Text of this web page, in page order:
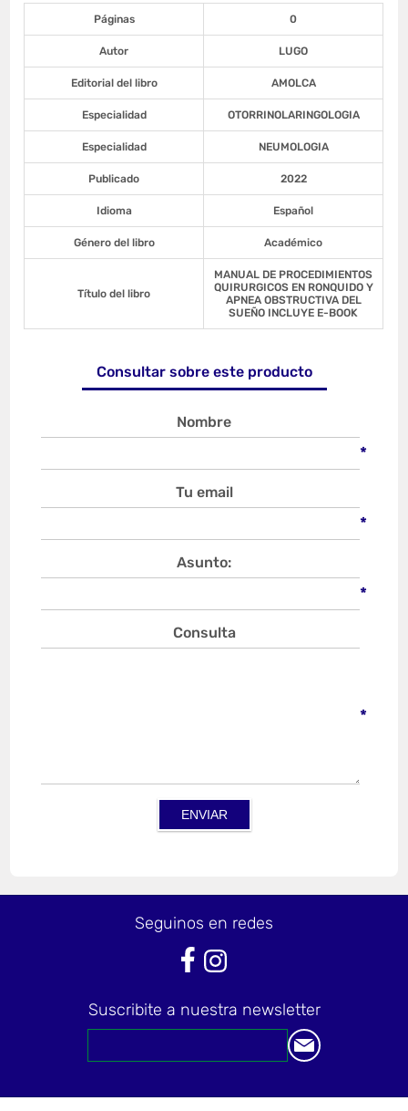
Páginas 0
Autor LUGO
Editorial del libro AMOLCA
Especialidad OTORRINOLARINGOLOGIA
Especialidad NEUMOLOGIA
Publicado 2022
Idioma Español
Género del libro Académico
Título del libro
MANUAL DE PROCEDIMIENTOS
QUIRURGICOS EN RONQUIDO Y
APNEA OBSTRUCTIVA DEL
SUEÑO INCLUYE E-BOOK
Consultar sobre este producto
Nombre
*
Tu email
*
Asunto:
*
Consulta
*
Seguinos en redes
Suscribite a nuestra newsletter